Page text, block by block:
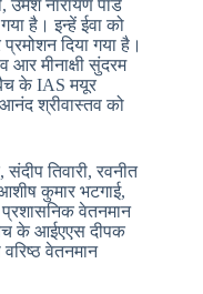
उमेश नारायण पांडे
है। इन्हें ईवा को
दिया गया है।
मीनाक्षी सुंदरम
के IAS मयूर
आनंद श्रीवास्तव को
तिवारी, रवनीत
आशीष कुमार भटगाई,
प्रशासनिक वेतनमान
के आईएएस दीपक
वेतनमान